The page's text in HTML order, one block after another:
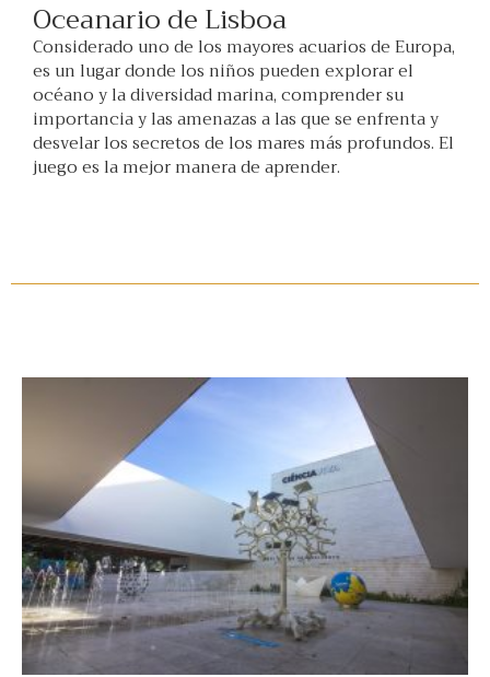
Oceanario de Lisboa
Considerado uno de los mayores acuarios de Europa,
es un lugar donde los niños pueden explorar el
océano y la diversidad marina, comprender su
importancia y las amenazas a las que se enfrenta y
desvelar los secretos de los mares más profundos. El
juego es la mejor manera de aprender.